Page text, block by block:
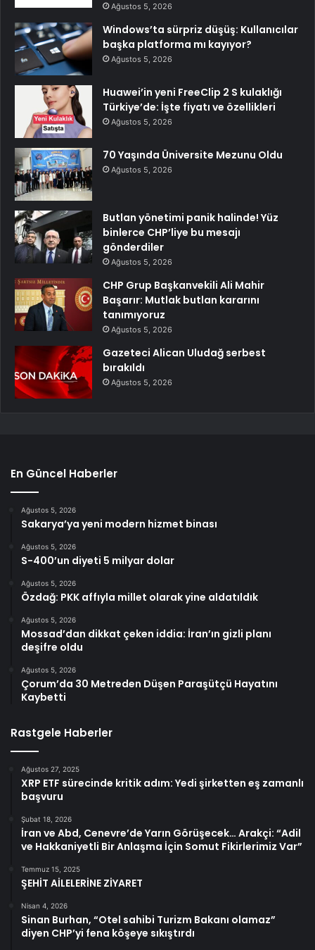
Ağustos 5, 2026
Windows’ta sürpriz düşüş: Kullanıcılar
başka platforma mı kayıyor?
Ağustos 5, 2026
Huawei’in yeni FreeClip 2 S kulaklığı
Türkiye’de: İşte fiyatı ve özellikleri
Ağustos 5, 2026
70 Yaşında Üniversite Mezunu Oldu
Ağustos 5, 2026
Butlan yönetimi panik halinde! Yüz
binlerce CHP’liye bu mesajı
gönderdiler
Ağustos 5, 2026
CHP Grup Başkanvekili Ali Mahir
Başarır: Mutlak butlan kararını
tanımıyoruz
Ağustos 5, 2026
Gazeteci Alican Uludağ serbest
bırakıldı
Ağustos 5, 2026
En Güncel Haberler
Ağustos 5, 2026
Sakarya’ya yeni modern hizmet binası
Ağustos 5, 2026
S-400’un diyeti 5 milyar dolar
Ağustos 5, 2026
Özdağ: PKK affıyla millet olarak yine aldatıldık
Ağustos 5, 2026
Mossad’dan dikkat çeken iddia: İran’ın gizli planı
deşifre oldu
Ağustos 5, 2026
Çorum’da 30 Metreden Düşen Paraşütçü Hayatını
Kaybetti
Rastgele Haberler
Ağustos 27, 2025
XRP ETF sürecinde kritik adım: Yedi şirketten eş zamanlı
başvuru
Şubat 18, 2026
İran ve Abd, Cenevre’de Yarın Görüşecek… Arakçi: “Adil
ve Hakkaniyetli Bir Anlaşma İçin Somut Fikirlerimiz Var”
Temmuz 15, 2025
ŞEHİT AİLELERİNE ZİYARET
Nisan 4, 2026
Sinan Burhan, “Otel sahibi Turizm Bakanı olamaz”
diyen CHP’yi fena köşeye sıkıştırdı